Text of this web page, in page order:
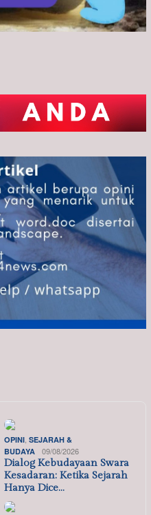
OPINI, SEJARAH &
BUDAYA
09/08/2026
Dialog Kebudayaan Swara
Kesadaran: Ketika Sejarah
Hanya Dice…